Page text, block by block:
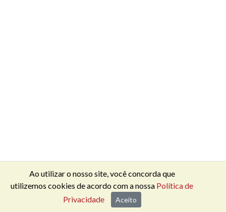
Ao utilizar o nosso site, você concorda que
utilizemos cookies de acordo com a nossa Política de
Privacidade
Aceito